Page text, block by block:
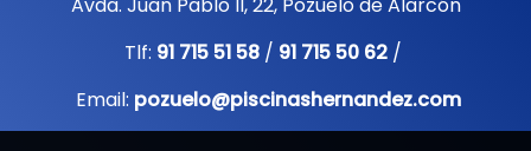
Avda. Juan Pablo II, 22, Pozuelo de Alarcón
Tlf: 91 715 51 58 / 91 715 50 62 /
Email: pozuelo@piscinashernandez.com